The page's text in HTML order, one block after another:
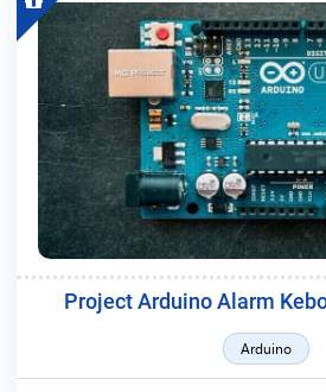
Project Arduino Alarm
Arduino